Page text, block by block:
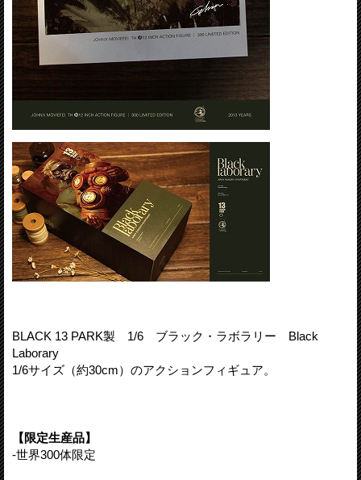
BLACK 13 PARK製 1/6 ブラック・ラボラリー Black
Laborary
1/6サイズ（約30cm）のアクションフィギュア。
【限定生産品】
-世界300体限定